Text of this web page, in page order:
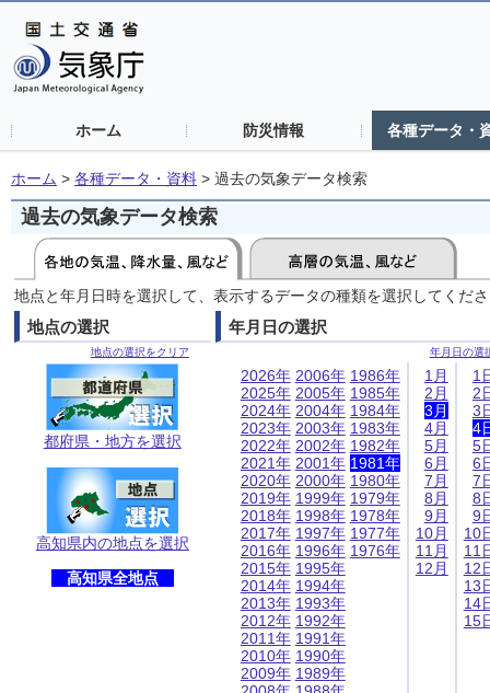
ホーム 防災情報 各種データ・
ホーム > 各種データ・資料 > 過去の気象データ検索
過去の気象データ検索
地点と年月日時を選択して、表示するデータの種類を選択してくだ
地点の選択
地点の選択をクリア
都府県・地方を選択
高知県内の地点を選択
高知県全地点
年月日の選択
年月日の選
2026年
2025年
2024年
2023年
2022年
2021年
2020年
2019年
2018年
2017年
2016年
2015年
2014年
2013年
2012年
2011年
2010年
2009年
2006年
2005年
2004年
2003年
2002年
2001年
2000年
1999年
1998年
1997年
1996年
1995年
1994年
1993年
1992年
1991年
1990年
1989年
1986年
1985年
1984年
1983年
1982年
1981年
1980年
1979年
1978年
1977年
1976年
1月
2月
3月
4月
5月
6月
7月
8月
9月
10月
11月
12月
1
2
3
4
5
6
7
8
9
10
11
12
13
14
15